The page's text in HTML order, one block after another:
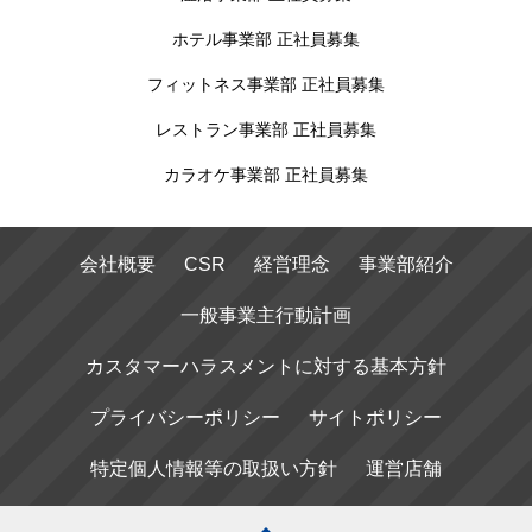
ホテル事業部 正社員募集
フィットネス事業部 正社員募集
レストラン事業部 正社員募集
カラオケ事業部 正社員募集
会社概要 CSR 経営理念 事業部紹介
一般事業主行動計画
カスタマーハラスメントに対する基本方針
プライバシーポリシー サイトポリシー
特定個人情報等の取扱い方針 運営店舗